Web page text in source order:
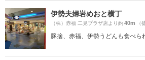
伊勢夫婦岩めおと横丁
（株）赤福 二見プラザ店より約40m （
豚捨、赤福、伊勢うどんも食べら